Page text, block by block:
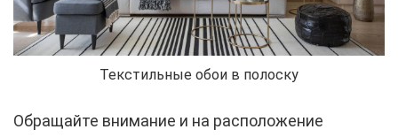
Текстильные обои в полоску
Обращайте внимание и на расположение